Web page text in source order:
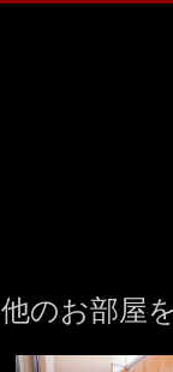
他のお部屋